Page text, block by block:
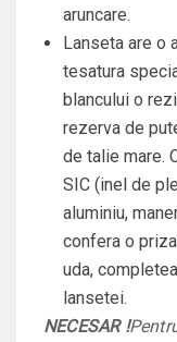
aruncare.
Lanseta are o
tesatura
blancului o
rezerva de
de talie mare.
SIC (inel de
aluminiu,
confera o
uda,
lansetei.
NECESAR !